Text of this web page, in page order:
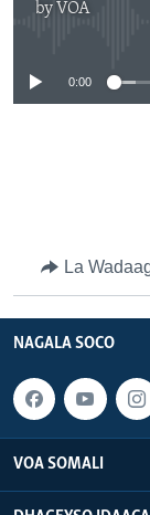
by VOA
0:00
La
NAGALA SOCO
VOA SOMALI